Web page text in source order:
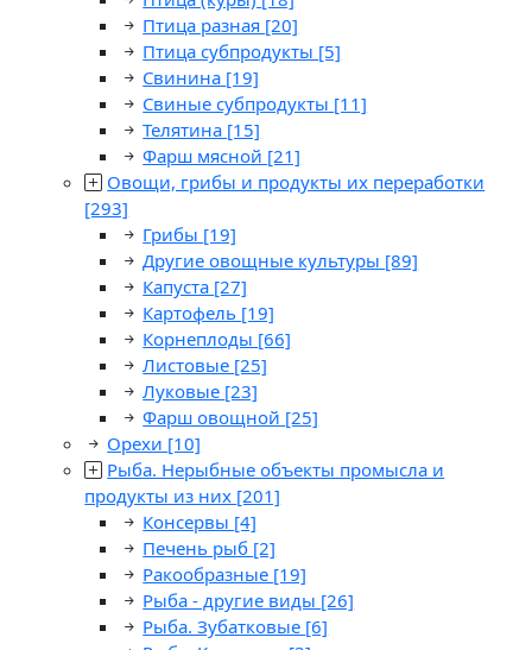
Птица разная [20]
Птица субпродукты [5]
Свинина [19]
Свиные субпродукты [11]
Телятина [15]
Фарш мясной [21]
Овощи, грибы и продукты их переработки
[293]
Грибы [19]
Другие овощные культуры [89]
Капуста [27]
Картофель [19]
Корнеплоды [66]
Листовые [25]
Луковые [23]
Фарш овощной [25]
Орехи [10]
Рыба. Нерыбные объекты промысла и
продукты из них [201]
Консервы [4]
Печень рыб [2]
Ракообразные [19]
Рыба - другие виды [26]
Рыба. Зубатковые [6]